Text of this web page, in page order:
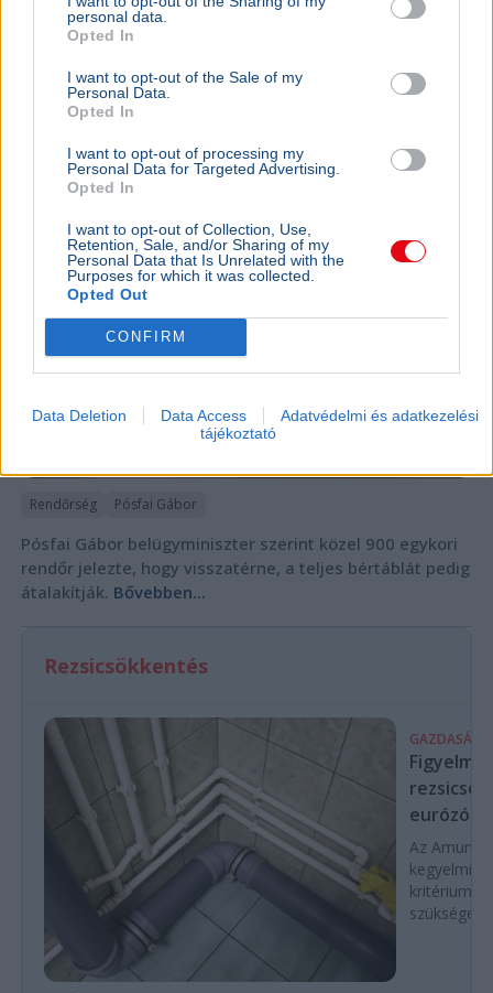
personal data.
Opted In
I want to opt-out of the Sale of my
Personal Data.
Opted In
I want to opt-out of processing my
Personal Data for Targeted Advertising.
Opted In
I want to opt-out of Collection, Use,
Retention, Sale, and/or Sharing of my
Personal Data that Is Unrelated with the
Purposes for which it was collected.
Opted Out
CONFIRM
Data Deletion Data Access
Adatvédelmi és adatkezelési
tájékoztató
új elnököt szeptember 26-án, Lázár János májusi
lemondása után.
BELFÖLD 2026. augusztus 7.
Pósfai Gábor: közel 900 egykori rendőr térne
vissza a testülethez
Rendőrség Pósfai Gábor
Pósfai Gábor belügyminiszter szerint közel 900 egykori
rendőr jelezte, hogy visszatérne, a teljes bértáblát pedig
átalakítják. Bővebben...
Rezsicsökkentés
GAZDASÁG
Az Amundi
kegyelmi